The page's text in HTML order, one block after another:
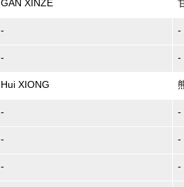
GAN XINZE
- -
- -
Hui XIONG
- -
- -
- -